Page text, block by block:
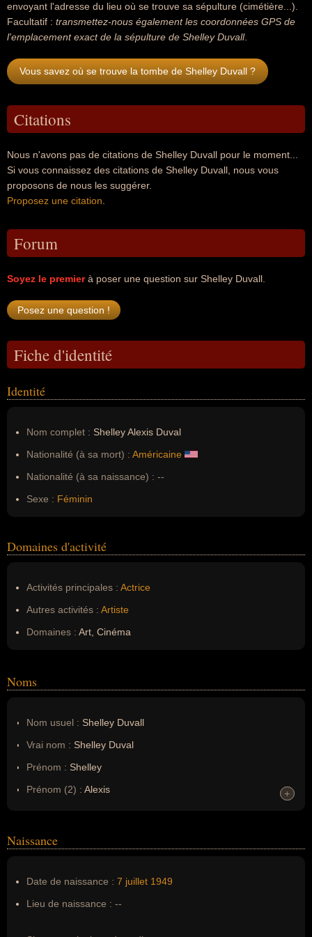
envoyant l'adresse du lieu où se trouve sa sépulture (cimétière...).
Facultatif : transmettez-nous également les coordonnées GPS de
l'emplacement exact de la sépulture de Shelley Duvall.
Vous savez où se trouve la tombe de Shelley Duvall ?
Citations
Nous n'avons pas de citations de Shelley Duvall pour le moment...
Si vous connaissez des citations de Shelley Duvall, nous vous
proposons de nous les suggérer.
Proposez une citation
Forum
Soyez le premierà poser une question sur Shelley Duvall.
Fiche d'identité
Identité
Nom complet : Shelley Alexis Duval
Nationalité (à sa mort) : Américaine
Nationalité (à sa naissance) : --
Sexe : Féminin
Domaines d'activité
Activités principales : Actrice
Autres activités : Artiste
Domaines : Art, Cinéma
Noms
Nom usuel : Shelley Duvall
Vrai nom : Shelley Duval
Prénom : Shelley
Prénom (2) : Alexis
+
+
Naissance
Date de naissance : 7 juillet 1949
Lieu de naissance : --